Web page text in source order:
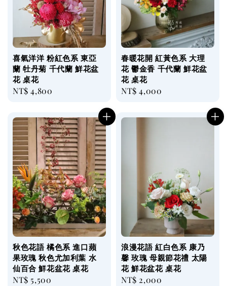
喜氣洋洋 粉紅色系 東亞
蘭 牡丹菊 千代蘭 鮮花盆
花 桌花
Regular
NT$ 4,800
春暖花開 紅黃色系 大理
花 鬱金香 千代蘭 鮮花盆
花 桌花
Regular
NT$ 4,000
秋色花語 橘色系 進口蘋
果玫瑰 秋色尤加利葉 水
仙百合 鮮花盆花 桌花
Regular
NT$ 5,500
浪漫花語 紅白色系 康乃
馨 玫瑰 母親節花禮 太陽
花 鮮花盆花 桌花
Regular
NT$ 2,000